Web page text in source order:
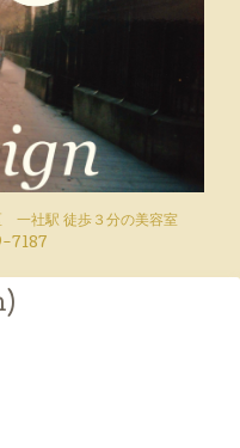
社駅 徒歩３分の美容室
7187